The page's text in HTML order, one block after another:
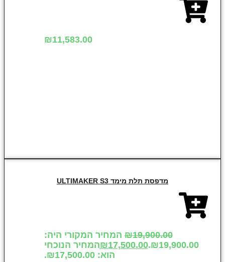
₪11,583.00
מדפסת תלת מימד ULTIMAKER S3
₪19,900.00
המחיר המקורי היה:
₪19,900.00.
₪17,500.00
המחיר הנוכחי
הוא: ₪17,500.00.